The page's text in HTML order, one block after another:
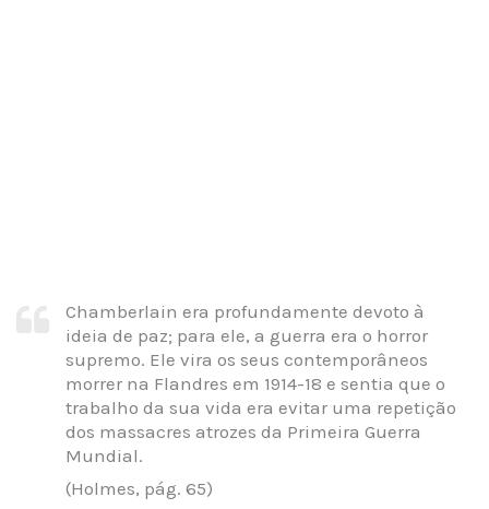
Chamberlain era profundamente devoto à
ideia de paz; para ele, a guerra era o horror
supremo. Ele vira os seus contemporâneos
morrer na Flandres em 1914-18 e sentia que o
trabalho da sua vida era evitar uma repetição
dos massacres atrozes da Primeira Guerra
Mundial.
(Holmes, pág. 65)